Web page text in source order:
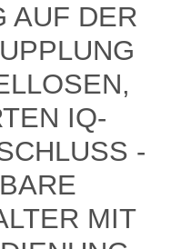
AUF DER
IQ-
-
MIT